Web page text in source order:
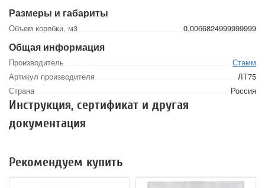
Размеры и габариты
Объем коробки, м3 0,0066824999999999
Общая информация
Производитель
Стамм
Артикул производителя
ЛТ75
Страна
Россия
Инструкция, сертификат и другая
документация
Рекомендуем купить